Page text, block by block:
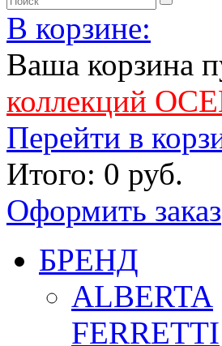
В корзине:
Ваша корзина
коллекций
Перейти в
Итого: 0 руб.
Оформить заказ
БРЕНД
ALBERTA
FERRETTI